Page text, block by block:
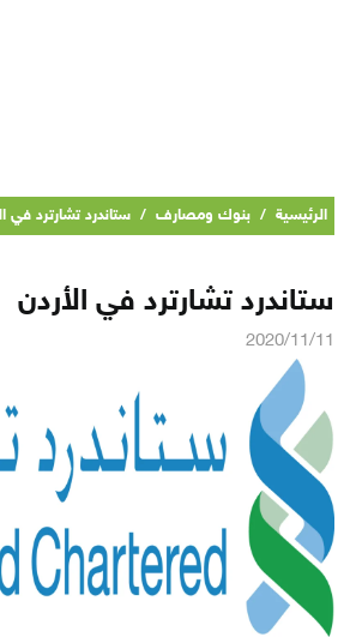
الرئيسية / بنوك ومصارف / ستاندرد تشارترد في
ستاندرد تشارترد في الأردن
2020/11/11